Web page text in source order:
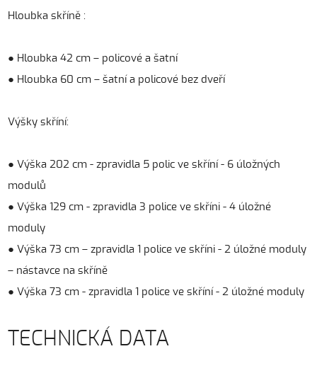
Hloubka skříně :
● Hloubka 42 cm – policové a šatní
● Hloubka 60 cm – šatní a policové bez dveří
Výšky skříní:
● Výška 202 cm - zpravidla 5 polic ve skříní - 6 úložných
modulů
● Výška 129 cm - zpravidla 3 police ve skříni - 4 úložné
moduly
● Výška 73 cm – zpravidla 1 police ve skříni - 2 úložné moduly
– nástavce na skříně
● Výška 73 cm - zpravidla 1 police ve skříní - 2 úložné moduly
TECHNICKÁ DATA